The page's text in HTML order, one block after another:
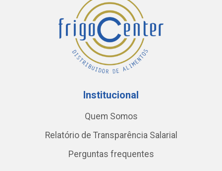
Institucional
Quem Somos
Relatório de Transparência Salarial
Perguntas frequentes